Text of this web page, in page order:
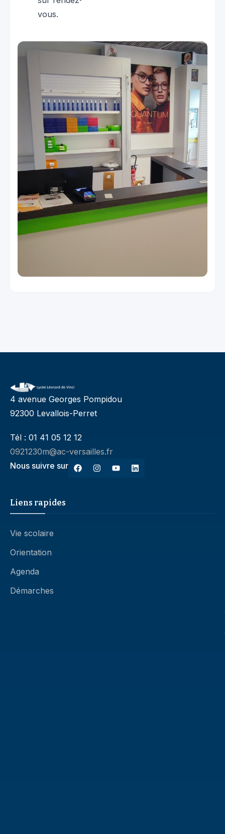
vous.
4 avenue Georges Pompidou
92300 Levallois-Perret
Tél : 01 41 05 12 12
0921230m@ac-versailles.fr
Nous suivre sur
Liens rapides
Vie scolaire
Orientation
Agenda
Démarches